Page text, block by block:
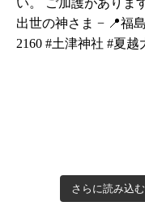
さらに読み込む